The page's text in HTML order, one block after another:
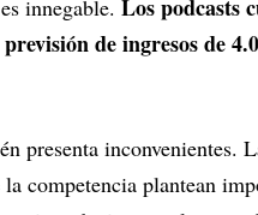
innegable. Los podcasts
de ingresos de
presenta inconvenientes.
competencia plantean